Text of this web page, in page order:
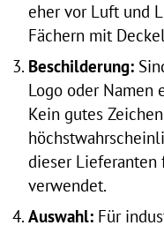
eher vor Luft und
Fächern mit
Beschilderung:
Logo oder Namen
Kein gutes
dieser
verwendet.
Auswahl: Für